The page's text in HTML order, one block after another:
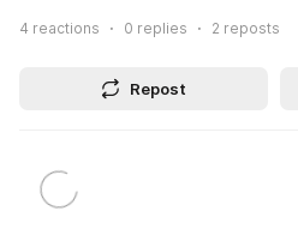
4 reactions 0 replies 2 reposts
Repost